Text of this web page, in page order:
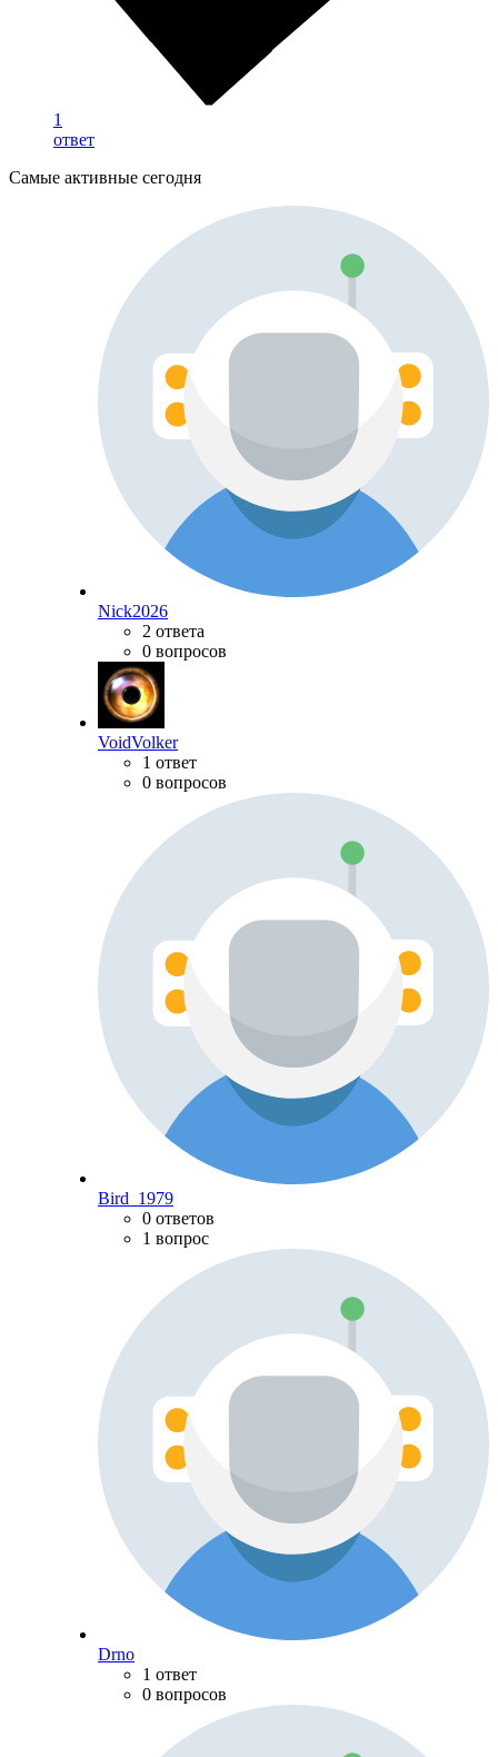
1
ответ
Самые активные сегодня
Nick2026
2 ответа
0 вопросов
VoidVolker
1 ответ
0 вопросов
Bird_1979
0 ответов
1 вопрос
Drno
1 ответ
0 вопросов